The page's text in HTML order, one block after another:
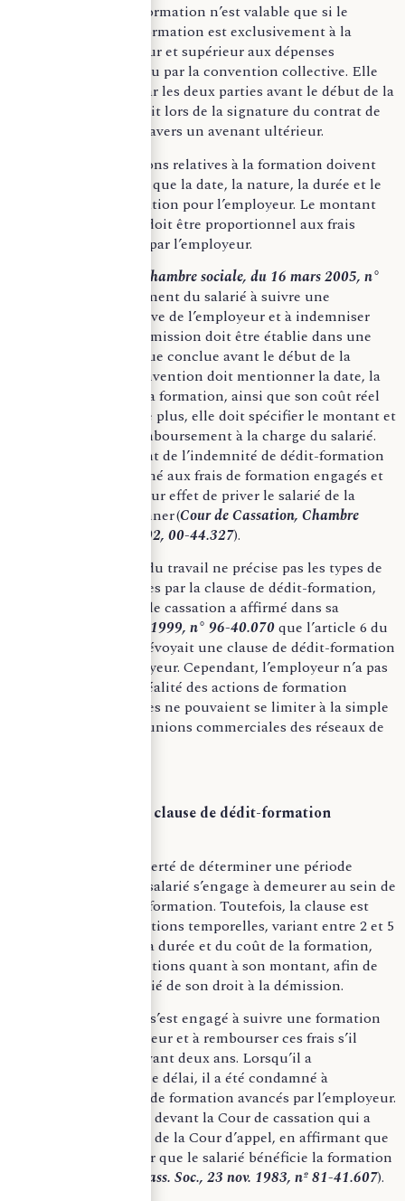
La clause de dédit-formation n’est valable que si le
financement de la formation est exclusivement à la
charge de l’employeur et supérieur aux dépenses
imposées par la loi ou par la convention collective. Elle
doit être acceptée par les deux parties avant le début de la
formation, que ce soit lors de la signature du contrat de
travail initial ou à travers un avenant ultérieur.
Certaines informations relatives à la formation doivent
être précisées, telles que la date, la nature, la durée et le
coût réel de la formation pour l’employeur. Le montant
du remboursement doit être proportionnel aux frais
réellement engagés par l’employeur.
Cour de Cassation, Chambre sociale, du 16 mars 2005, n°
, l’engagement du salarié à suivre une
formation à l’initiative de l’employeur et à indemniser
celui-ci en cas de démission doit être établie dans une
convention spécifique conclue avant le début de la
formation. Cette convention doit mentionner la date, la
nature, la durée de la formation, ainsi que son coût réel
pour l’employeur. De plus, elle doit spécifier le montant et
les modalités du remboursement à la charge du salarié.
De même, le montant de l’indemnité de dédit-formation
doit être proportionné aux frais de formation engagés et
qu’elles n’ont pas pour effet de priver le salarié de la
faculté de démissionner (Cour de Cassation, Chambre
sociale, du 5 juin 2002, 00-44.327).
: le code du travail ne précise pas les types de
formation concernées par la clause de dédit-formation,
cependant, la Cour de cassation a affirmé dans sa
1er juin 1999, n° 96-40.070que l’article 6 du
contrat de travail prévoyait une clause de dédit-formation
en faveur de l’employeur. Cependant, l’employeur n’a pas
réussi à prouver la réalité des actions de formation
dispensées, lesquelles ne pouvaient se limiter à la simple
participation aux réunions commerciales des réseaux de
La durée de la clause de dédit-formation
Les parties ont la liberté de déterminer une période
pendant laquelle le salarié s’engage à demeurer au sein de
l’entreprise après la formation. Toutefois, la clause est
soumise à des limitations temporelles, variant entre 2 et 5
ans en fonction de la durée et du coût de la formation,
ainsi qu’à des restrictions quant à son montant, afin de
ne pas priver le salarié de son droit à la démission.
Exemple, un salarié s’est engagé à suivre une formation
aux frais de l’employeur et à rembourser ces frais s’il
quitte l’entreprise avant deux ans. Lorsqu’il a
démissionné avant ce délai, il a été condamné à
rembourser les frais de formation avancés par l’employeur.
L’affaire a été portée devant la Cour de cassation qui a
confirmé la décision de la Cour d’appel, en affirmant que
la clause vise à éviter que le salarié bénéficie la formation
Cass. Soc., 23 nov. 1983, nº 81-41.607).